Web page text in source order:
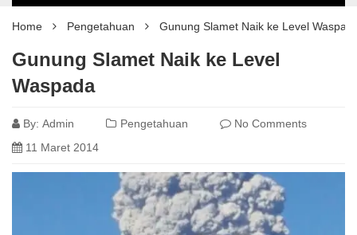
Home Pengetahuan Gunung Slamet Naik ke Level
Gunung Slamet Naik ke Level
Waspada
By: Admin Pengetahuan
No Comments
11 Maret 2014